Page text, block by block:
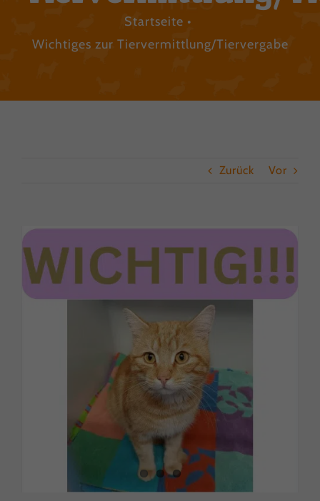
Startseite
Wichtiges zur Tiervermittlung/Tiervergabe
Zurück Vor
Zeige
grösseres
Bild